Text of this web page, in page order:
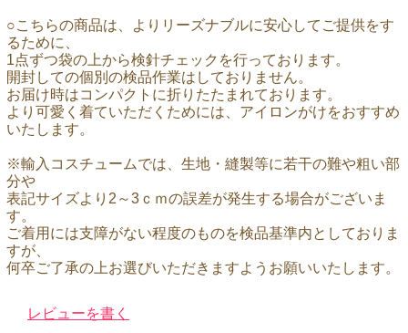
○こちらの商品は、よりリーズナブルに安心してご提供をす
るために、
1点ずつ袋の上から検針チェックを行っております。
開封しての個別の検品作業はしておりません。
お届け時はコンパクトに折りたたまれております。
より可愛く着ていただくためには、アイロンがけをおすすめ
いたします。
※輸入コスチュームでは、生地・縫製等に若干の難や粗い部
分や
表記サイズより2～3ｃｍの誤差が発生する場合がございま
す。
ご着用には支障がない程度のものを検品基準内としておりま
すが、
何卒ご了承の上お選びいただきますようお願いいたします。
レビューを書く